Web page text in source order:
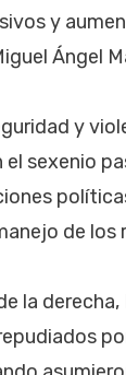
y
Ángel
y
el sexenio
de los
la